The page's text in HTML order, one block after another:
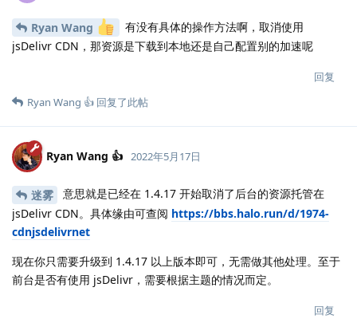
Ryan Wang
有没有具体的操作方法啊，取消使用
jsDelivr CDN，那资源是下载到本地还是自己配置别的加速呢
回复
Ryan Wang 👍 回复了此帖
Ryan Wang 👍 2022年5月17日
迷雾
意思就是已经在 1.4.17 开始取消了后台的资源托管在
jsDelivr CDN。具体缘由可查阅 https://bbs.halo.run/d/1974-
cdnjsdelivrnet
现在你只需要升级到 1.4.17 以上版本即可，无需做其他处理。至于
前台是否有使用 jsDelivr，需要根据主题的情况而定。
回复